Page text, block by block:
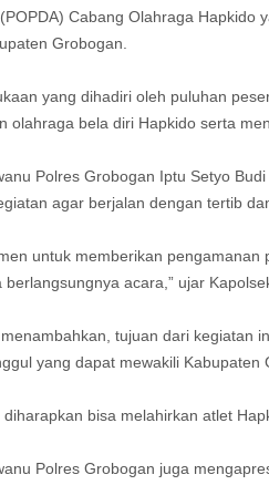
Cabang Olahraga Hapkido
Grobogan.
yang dihadiri oleh puluhan
olahraga bela diri Hapkido serta
Polres Grobogan Iptu Setyo
agar berjalan dengan tertib
untuk memberikan
berlangsungnya acara,” ujar
tujuan dari kegiatan
yang dapat mewakili
diharapkan bisa melahirkan atlet
Polres Grobogan juga